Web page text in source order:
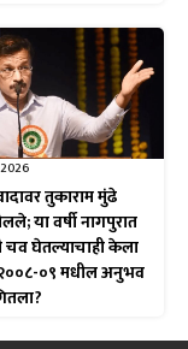
तुकाराम मुंढे
या वर्षी नागपुरात
चव घेतल्याचाही केला
०९ मधील अनुभव